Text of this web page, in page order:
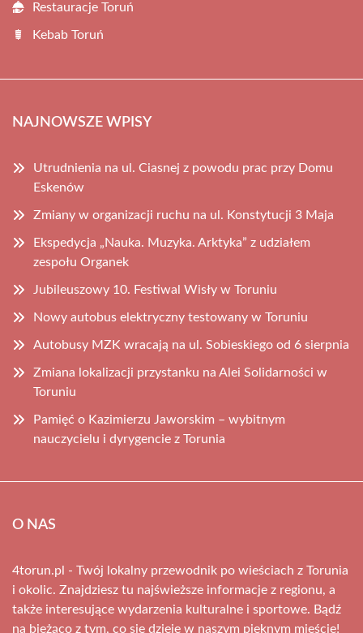
Restauracje Toruń
Kebab Toruń
NAJNOWSZE WPISY
Utrudnienia na ul. Ciasnej z powodu prac przy Domu
Eskenów
Zmiany w organizacji ruchu na ul. Konstytucji 3 Maja
Ekspedycja „Nauka. Muzyka. Arktyka” z udziałem
zespołu Organek
Jubileuszowy 10. Festiwal Wisły w Toruniu
Nowy autobus elektryczny testowany w Toruniu
Autobusy MZK wracają na ul. Sobieskiego od 6 sierpnia
Zmiana lokalizacji przystanku na Alei Solidarności w
Toruniu
Pamięć o Kazimierzu Jaworskim – wybitnym
nauczycielu i dyrygencie z Torunia
O NAS
4torun.pl - Twój lokalny przewodnik po wieściach z Torunia
i okolic. Znajdziesz tu najświeższe informacje z regionu, a
także interesujące wydarzenia kulturalne i sportowe. Bądź
na bieżąco z tym, co się dzieje w naszym pięknym mieście!